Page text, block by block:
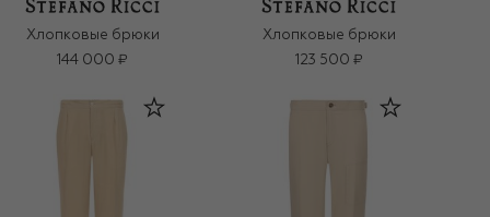
Хлопковые брюки
144 000 ₽
Хлопковые брюки
123 500 ₽